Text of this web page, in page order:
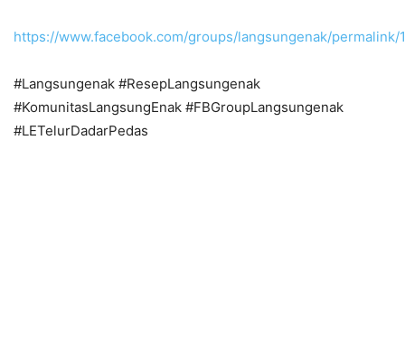
https://www.facebook.com/groups/langsungenak/permalink/
#Langsungenak #ResepLangsungenak
#KomunitasLangsungEnak #FBGroupLangsungenak
#LETelurDadarPedas